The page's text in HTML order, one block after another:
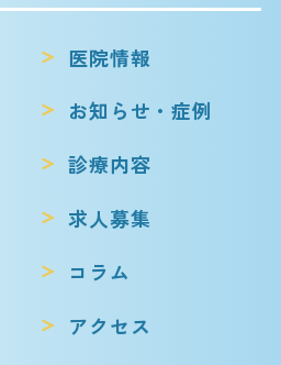
医院情報
お知らせ・症例
診療内容
求人募集
コラム
アクセス